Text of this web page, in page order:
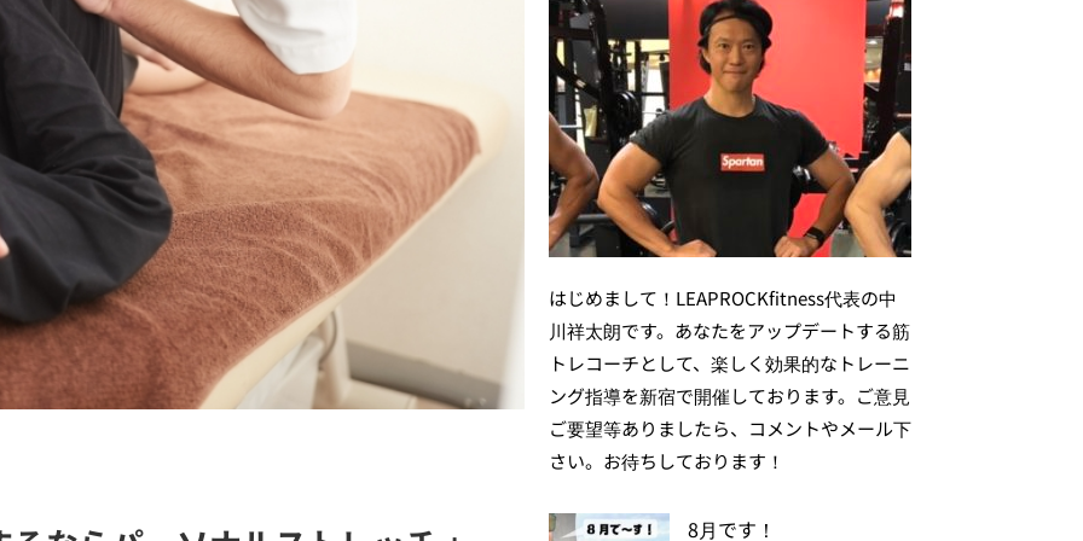
はじめまして！LEAPROCKfitness代表の中
川祥太朗です。あなたをアップデートする筋
トレコーチとして、楽しく効果的なトレーニ
ング指導を新宿で開催しております。ご意見
ご要望等ありましたら、コメントやメール下
さい。お待ちしております！
8月です！